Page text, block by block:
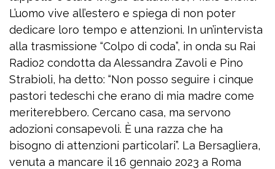
L’uomo vive all’estero e spiega di non poter
dedicare loro tempo e attenzioni. In un’intervista
alla trasmissione “Colpo di coda”, in onda su Rai
Radio2 condotta da Alessandra Zavoli e Pino
Strabioli, ha detto: “Non posso seguire i cinque
pastori tedeschi che erano di mia madre come
meriterebbero. Cercano casa, ma servono
adozioni consapevoli. È una razza che ha
bisogno di attenzioni particolari”. La Bersagliera,
venuta a mancare il 16 gennaio 2023 a Roma